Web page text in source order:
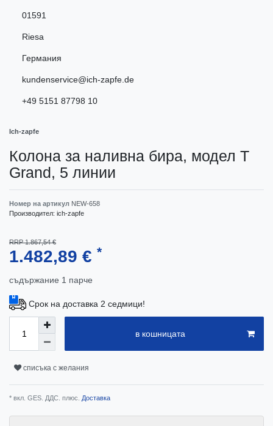
01591
Riesa
Германия
kundenservice@ich-zapfe.de
+49 5151 87798 10
Ich-zapfe
Колона за наливна бира, модел T
Grand, 5 линии
Номер на артикул NEW-658
Производител: ich-zapfe
RRP 1.867,54 €
1.482,89 € *
съдържание 1 парче
Срок на доставка 2 седмици!
в кошницата
списъка с желания
* вкл. GES. ДДС. плюс. Доставка